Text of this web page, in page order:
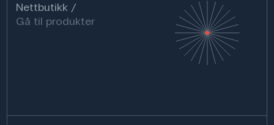
Nettbutikk
Gå til produkter